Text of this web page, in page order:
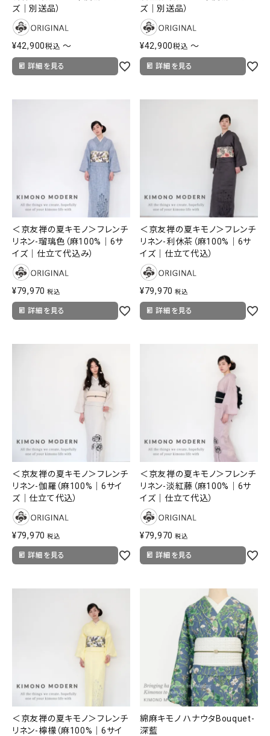
ズ｜別送品）
¥42,900税込 〜
詳細を見る
ズ｜別送品）
¥42,900税込 〜
詳細を見る
＜京友禅の夏キモノ＞フレンチ
リネン-瑠璃色（麻100%｜6サ
イズ｜仕立て代込み）
¥79,970 税込
詳細を見る
＜京友禅の夏キモノ＞フレンチ
リネン-利休茶（麻100%｜6サ
イズ｜仕立て代込）
¥79,970 税込
詳細を見る
＜京友禅の夏キモノ＞フレンチ
リネン-伽羅（麻100%｜6サイ
ズ｜仕立て代込）
¥79,970 税込
詳細を見る
＜京友禅の夏キモノ＞フレンチ
リネン-淡紅藤（麻100%｜6サ
イズ｜仕立て代込）
¥79,970 税込
詳細を見る
＜京友禅の夏キモノ＞フレンチ
リネン-檸檬（麻100%｜6サイ
綿麻キモノ ハナウタBouquet-
深藍